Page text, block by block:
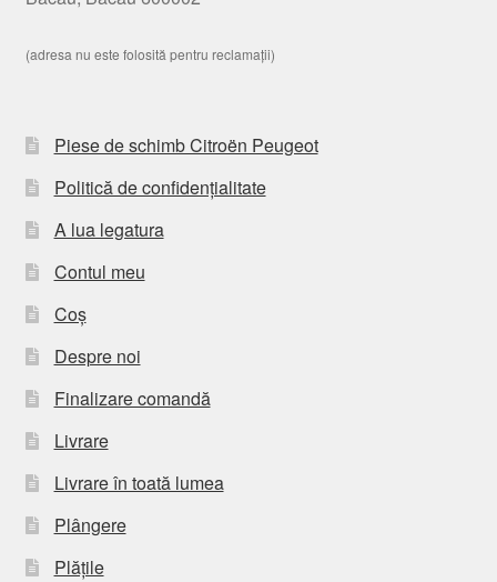
(adresa nu este folosită pentru reclamații)
Piese de schimb Citroën Peugeot
Politică de confidențialitate
A lua legatura
Contul meu
Coș
Despre noi
Finalizare comandă
Livrare
Livrare în toată lumea
Plângere
Plățile